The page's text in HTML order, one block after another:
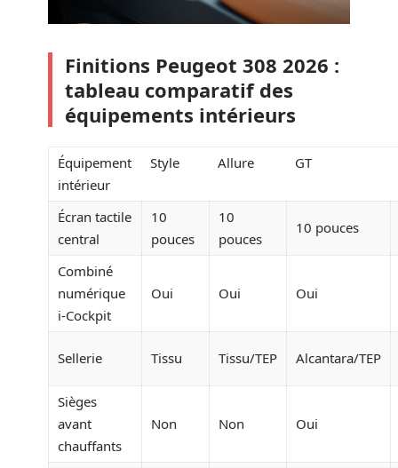
Finitions Peugeot 308 2026 :
tableau comparatif des
équipements intérieurs
Équipement
intérieur
Style Allure GT
Écran tactile
central
10
pouces
10
pouces
10 pouces
Combiné
numérique
i-Cockpit
Oui Oui Oui
Sellerie Tissu Tissu/TEP Alcantara/TEP
Sièges
avant
chauffants
Non Non Oui